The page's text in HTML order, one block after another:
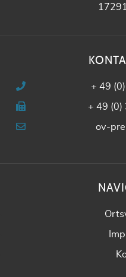
+ 49
+ 49
ov-